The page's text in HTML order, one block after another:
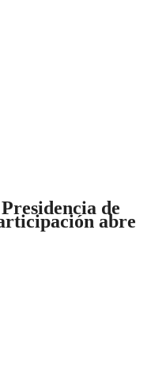
de
abre